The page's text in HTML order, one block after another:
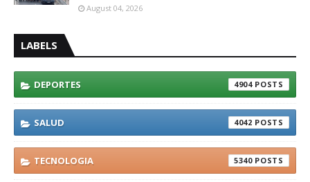
August 04, 2026
LABELS
DEPORTES 4904
SALUD 4042
TECNOLOGIA 5340